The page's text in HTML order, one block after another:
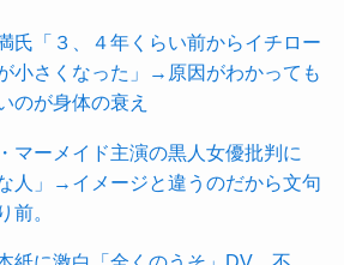
氏「３、４年くらい前からイチロー
小さくなった」→原因がわかっても
のが身体の衰え
マーメイド主演の黒人女優批判に
な人」→イメージと違うのだから文句
前。